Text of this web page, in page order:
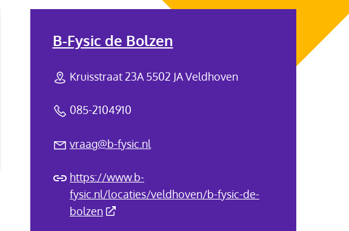
B-Fysic de Bolzen
Kruisstraat 23A 5502 JA Veldhoven
085-2104910
vraag@b-fysic.nl
https://www.b-
fysic.nl/locaties/veldhoven/b-fysic-de-
bolzen(Deze link gaat naar een externe website)